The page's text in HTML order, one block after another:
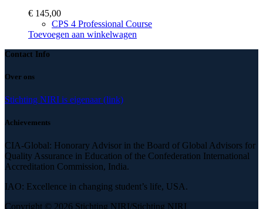
€ 145,00
CPS 4 Professional Course
Toevoegen aan winkelwagen
Contact Info
Over ons
Stichting NIRI is eigenaar (link)
Achievements
CIA-Global: Honorary Advisor in the Board of Global Advisors for
Quality Assurance in Education of the Confederation International
Accreditation Commission, India.
IAO: Excellence in changing student’s life, USA.
Copyright © 2026 Stichting NIRI/Stichting NIRI